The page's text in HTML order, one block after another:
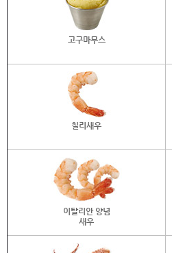
고구마무스
칠리새우
이탈리안 양념
새우